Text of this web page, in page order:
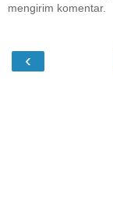
mengirim komentar.
‹